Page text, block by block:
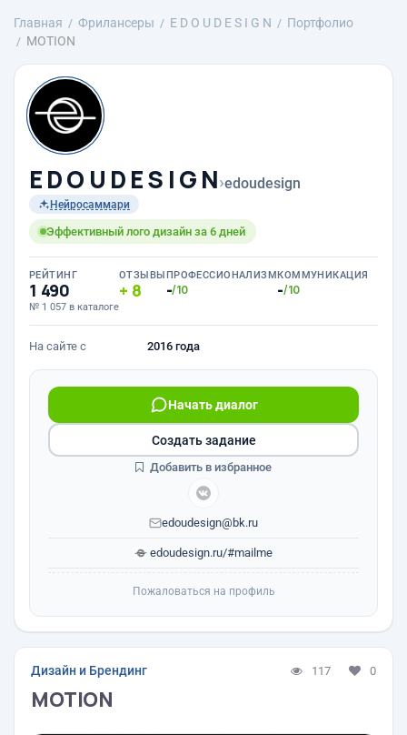
Главная Фрилансеры E D O U D E S I G N
Портфолио
MOTION
E D O U D E S I G N›edoudesign
Нейросаммари
Эффективный лого дизайн за 6 дней
РЕЙТИНГ
1 490
№ 1 057 в каталоге
ОТЗЫВЫ
8
ПРОФЕССИОНАЛИЗМ
-/10
КОММУНИКАЦИЯ
-/10
На сайте с 2016 года
Начать диалог
edoudesign@bk.ru
edoudesign.ru/#mailme
Создать задание
Добавить в избранное
Пожаловаться на профиль
Дизайн и Брендинг 117 0
MOTION